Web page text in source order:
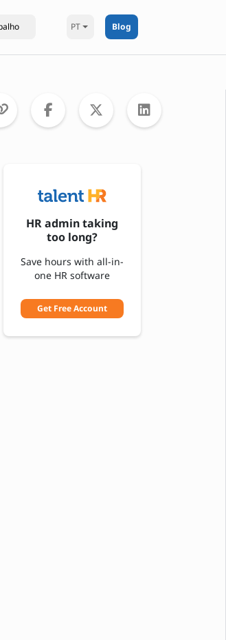
PT Blog
HR admin taking
too long?
Save hours with all-in-
one HR software
Get Free Account